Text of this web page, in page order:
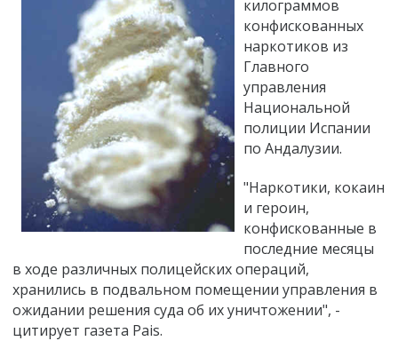
килограммов
конфискованных
наркотиков из
Главного
управления
Национальной
полиции Испании
по Андалузии.
"Наркотики, кокаин
и героин,
конфискованные в
последние месяцы
в ходе различных полицейских операций,
хранились в подвальном помещении управления в
ожидании решения суда об их уничтожении", -
цитирует газета Pais.